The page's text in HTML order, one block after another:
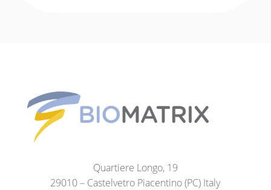
Quartiere Longo, 19
29010 – Castelvetro Piacentino (PC) Italy